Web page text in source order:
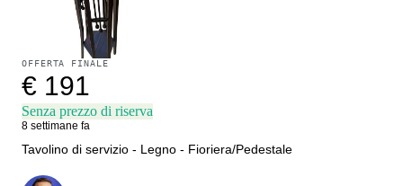
OFFERTA FINALE
€ 191
Senza prezzo di riserva
8 settimane fa
Tavolino di servizio - Legno - Fioriera/Pedestale